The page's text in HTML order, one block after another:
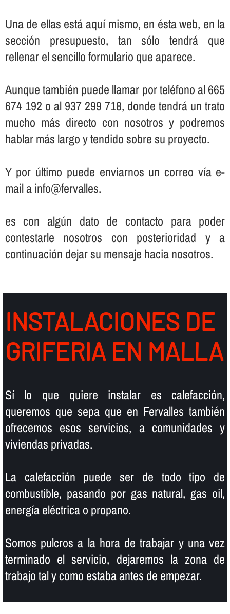
Una de ellas está aquí­ mismo, en ésta web, en la
sección presupuesto, tan sólo tendrá que
rellenar el sencillo formulario que aparece.
Aunque también puede llamar por teléfono al 665
674 192 o al 937 299 718, donde tendrá un trato
mucho más directo con nosotros y podremos
hablar más largo y tendido sobre su proyecto.
Y por último puede enviarnos un correo ví­a e-
mail a info@fervalles.
es con algún dato de contacto para poder
contestarle nosotros con posterioridad y a
continuación dejar su mensaje hacia nosotros.
INSTALACIONES DE
GRIFERIA EN MALLA
Sí­ lo que quiere instalar es calefacción,
queremos que sepa que en Fervalles también
ofrecemos esos servicios, a comunidades y
viviendas privadas.
La calefacción puede ser de todo tipo de
combustible, pasando por gas natural, gas oil,
energí­a eléctrica o propano.
Somos pulcros a la hora de trabajar y una vez
terminado el servicio, dejaremos la zona de
trabajo tal y como estaba antes de empezar.